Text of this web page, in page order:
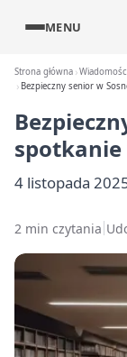
MENU
Strona główna
Bezpieczny senior w
spotkanie
4 listopada
2 min czytania